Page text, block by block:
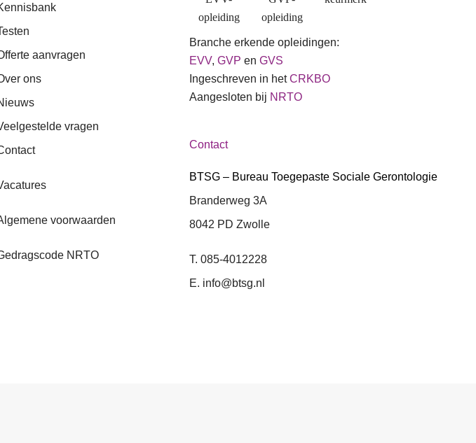
aanvragen
ons
vragen
voorwaarden
NRTO
Branche erkende opleidingen:
EVV, GVP en GVS
Ingeschreven in hetCRKBO
Aangesloten bij NRTO
Contact
BTSG – Bureau Toegepaste Sociale Gerontologie
Branderweg 3A
8042 PD Zwolle
T. 085-4012228
E. info@btsg.nl